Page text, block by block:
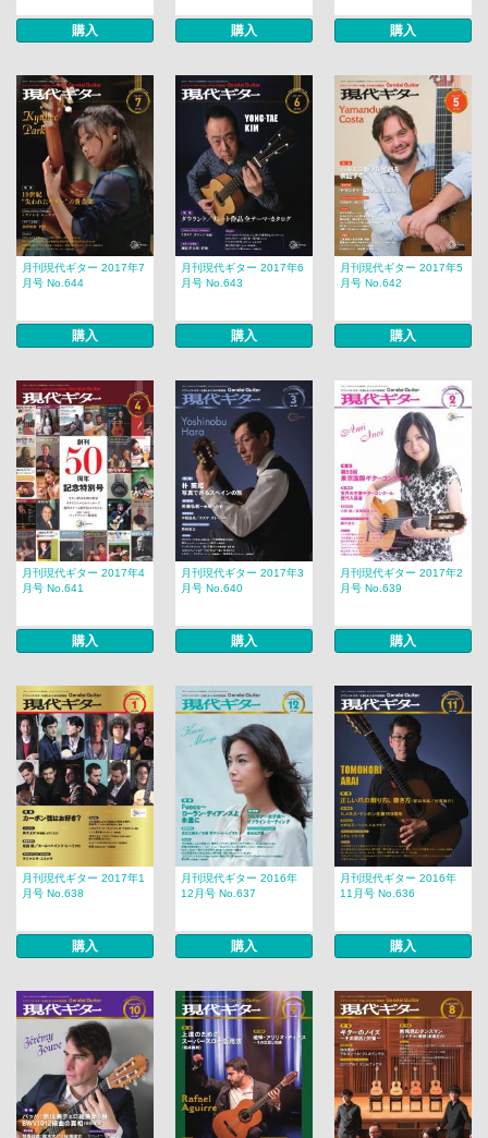
購入 購入 購入
月刊現代ギター 2017年7
月号 No.644
購入
月刊現代ギター 2017年6
月号 No.643
購入
月刊現代ギター 2017年5
月号 No.642
購入
月刊現代ギター 2017年4
月号 No.641
購入
月刊現代ギター 2017年3
月号 No.640
購入
月刊現代ギター 2017年2
月号 No.639
購入
月刊現代ギター 2017年1
月号 No.638
購入
月刊現代ギター 2016年
12月号 No.637
購入
月刊現代ギター 2016年
11月号 No.636
購入